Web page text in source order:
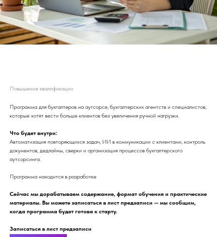
Повышение квалификации
Программа для бухгалтеров на аутсорсе, бухгалтерских агентств и специалистов,
которые хотят вести больше клиентов без увеличения ручной нагрузки.
Что будет внутри:
Автоматизация повторяющихся задач, ИИ в коммуникации с клиентами, контроль
документов, дедлайны, сверки и организация процессов бухгалтерского
аутсорсинга.
Программа находится в разработке
Сейчас мы дорабатываем содержание, формат обучения и практические
материалы. Вы можете записаться в лист предзаписи — мы сообщим,
когда программа будет готова к старту.
Записаться в лист предзаписи